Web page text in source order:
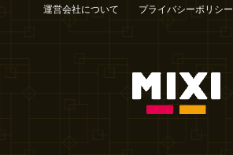
運営会社について プライバシーポリシー